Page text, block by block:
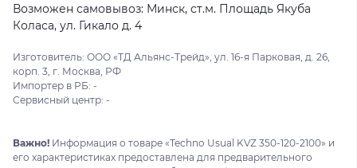
Возможен самовывоз: Минск, ст.м. Площадь Якуба
Коласа, ул. Гикало д. 4
Изготовитель: ООО «ТД Альянс-Трейд», ул. 16-я Парковая, д. 26,
корп. 3, г. Москва, РФ
Импортер в РБ: -
Сервисный центр: -
Важно! Информация о товаре «Techno Usual KVZ 350-120-2100» и
его характеристиках предоставлена для предварительного